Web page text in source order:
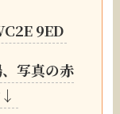
9ED
写真の赤